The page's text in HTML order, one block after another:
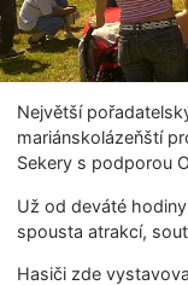
Největší
mariánskolázeňští
Sekery s podporou
Už od deváté
spousta atrakcí,
Hasiči zde